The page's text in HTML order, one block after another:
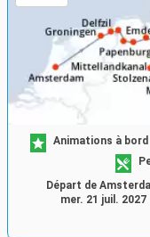
Animations à bord
Départ de
mer. 21 juil. 2027